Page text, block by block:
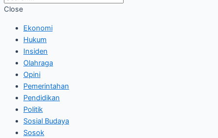
Close
Ekonomi
Hukum
Insiden
Olahraga
Opini
Pemerintahan
Pendidikan
Politik
Sosial Budaya
Sosok